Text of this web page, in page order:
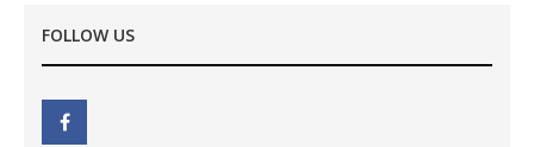
FOLLOW US